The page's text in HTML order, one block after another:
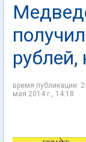
рублей,
время публикации:
мая 2014 г., 14:18